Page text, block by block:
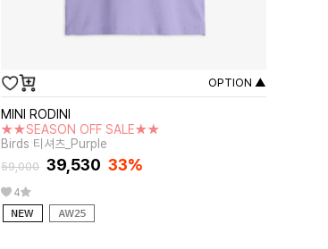
OPTION ▲
MINI RODINI
★★SEASON OFF SALE★★
Birds 티셔츠_Purple
59,000 39,530 33%
4